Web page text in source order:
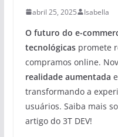
abril 25, 2025 Isabella
O futuro do e-
tecnológicaspromete
compramos online.
realidade aumentada e
transformando a
usuários. Saiba mais
artigo do 3T DEV!